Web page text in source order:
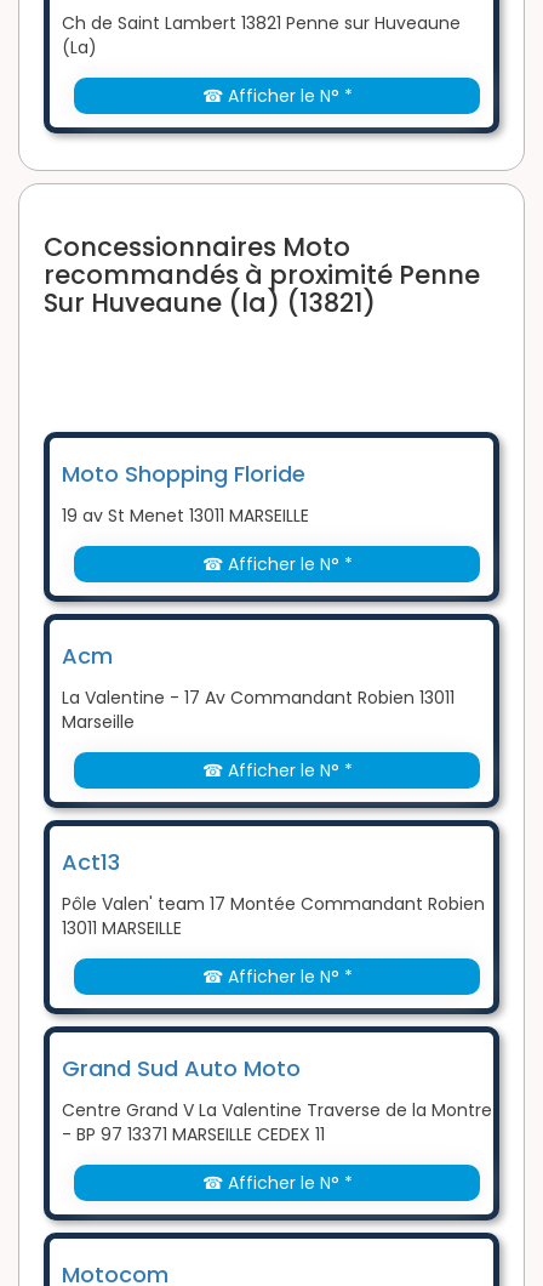
Ch de Saint Lambert 13821 Penne sur Huveaune
(La)
☎ Afficher le N° *
Concessionnaires Moto
recommandés à proximité Penne
Sur Huveaune (la) (13821)
Moto Shopping Floride
19 av St Menet 13011 MARSEILLE
☎ Afficher le N° *
Acm
La Valentine - 17 Av Commandant Robien 13011
Marseille
☎ Afficher le N° *
Act13
Pôle Valen' team 17 Montée Commandant Robien
13011 MARSEILLE
☎ Afficher le N° *
Grand Sud Auto Moto
Centre Grand V La Valentine Traverse de la Montre
- BP 97 13371 MARSEILLE CEDEX 11
☎ Afficher le N° *
Motocom